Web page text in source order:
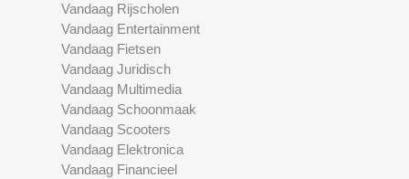
Vandaag Rijscholen
Vandaag Entertainment
Vandaag Fietsen
Vandaag Juridisch
Vandaag Multimedia
Vandaag Schoonmaak
Vandaag Scooters
Vandaag Elektronica
Vandaag Financieel